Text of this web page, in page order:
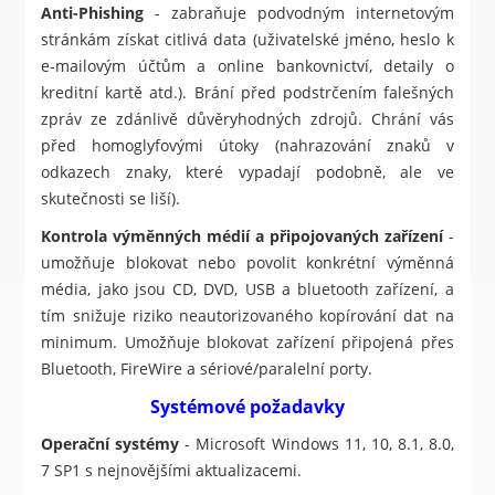
Anti-Phishing - zabraňuje podvodným internetovým
stránkám získat citlivá data (uživatelské jméno, heslo k
e-mailovým účtům a online bankovnictví, detaily o
kreditní kartě atd.). Brání před podstrčením falešných
zpráv ze zdánlivě důvěryhodných zdrojů. Chrání vás
před homoglyfovými útoky (nahrazování znaků v
odkazech znaky, které vypadají podobně, ale ve
skutečnosti se liší).
Kontrola výměnných médií a připojovaných zařízení-
umožňuje blokovat nebo povolit konkrétní výměnná
média, jako jsou CD, DVD, USB a bluetooth zařízení, a
tím snižuje riziko neautorizovaného kopírování dat na
minimum. Umožňuje blokovat zařízení připojená přes
Bluetooth, FireWire a sériové/paralelní porty.
Systémové požadavky
Operační systémy - Microsoft Windows 11, 10, 8.1, 8.0,
7 SP1 s nejnovějšími aktualizacemi.